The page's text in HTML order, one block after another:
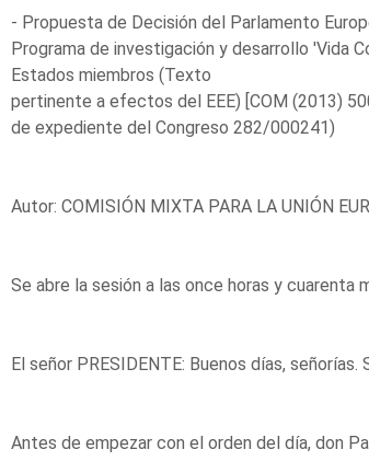
- Propuesta de Decisión del Parlamento
Programa de investigación y desarrollo 'Vida
Estados miembros (Texto
pertinente a efectos del EEE) [COM (2013)
de expediente del Congreso 282/000241)
Autor: COMISIÓN MIXTA PARA LA UNIÓN
Se abre la sesión a las once horas y cuarenta
El señor PRESIDENTE: Buenos días, señorías.
Antes de empezar con el orden del día, don